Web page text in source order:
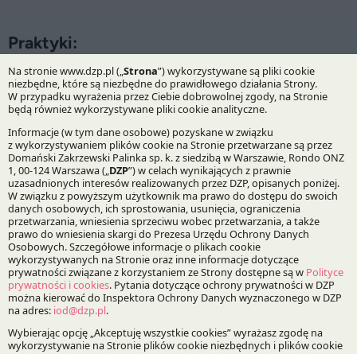
Praktyki:
Prawo Spółek, Fuzje i Przejęcia
Specjalizacje:
Fuzje, przejęcia i restrukturyzacje
Bądź na bieżąco z DZP
Zapisz